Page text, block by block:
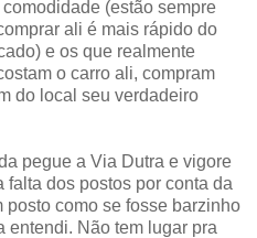
(estão sempre
ali é mais rápido do
e os que realmente
o carro ali, compram
do local seu verdadeiro
pegue a Via Dutra e vigore
dos postos por conta da
como se fosse barzinho
entendi. Não tem lugar pra